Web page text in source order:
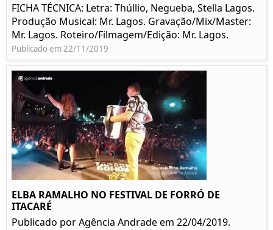
FICHA TÉCNICA: Letra: Thúllio, Negueba, Stella Lagos.
Produção Musical: Mr. Lagos. Gravação/Mix/Master:
Mr. Lagos. Roteiro/Filmagem/Edição: Mr. Lagos.
Publicado em 22/11/2019
ELBA RAMALHO NO FESTIVAL DE FORRÓ DE
ITACARÉ
Publicado por Agência Andrade em 22/04/2019.